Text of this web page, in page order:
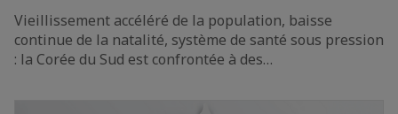
Vieillissement accéléré de la population, baisse
continue de la natalité, système de santé sous pression
: la Corée du Sud est confrontée à des…